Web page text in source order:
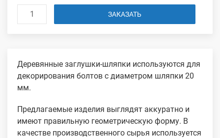
ЗАКАЗАТЬ
Деревянные заглушки-шляпки используются для
декорирования болтов с диаметром шляпки 20
мм.
Предлагаемые изделия выглядят аккуратно и
имеют правильную геометрическую форму. В
качестве производственного сырья используется